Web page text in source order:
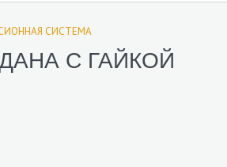
СИСТЕМА
С ГАЙКОЙ